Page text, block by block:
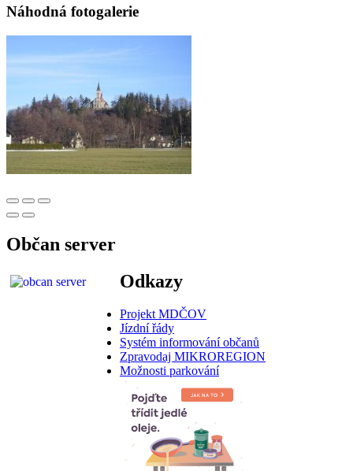
Náhodná fotogalerie
Občan server
Odkazy
Projekt MDČOV
Jízdní řády
Systém informování občanů
Zpravodaj MIKROREGION
Možnosti parkování